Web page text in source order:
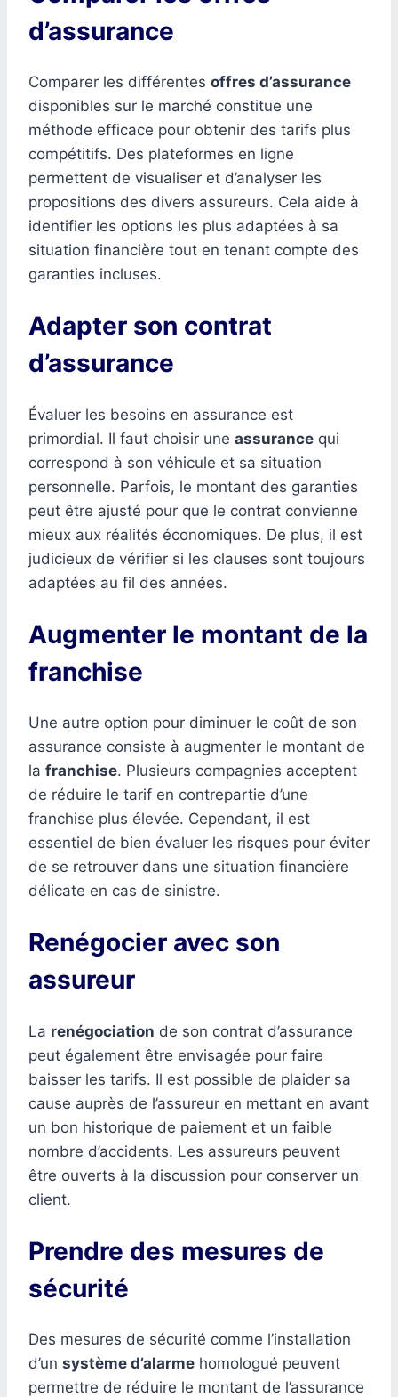
d’assurance
Comparer les différentes offres d’assurance
disponibles sur le marché constitue une
méthode efficace pour obtenir des tarifs plus
compétitifs. Des plateformes en ligne
permettent de visualiser et d’analyser les
propositions des divers assureurs. Cela aide à
identifier les options les plus adaptées à sa
situation financière tout en tenant compte des
garanties incluses.
Adapter son contrat
d’assurance
Évaluer les besoins en assurance est
primordial. Il faut choisir une assurance qui
correspond à son véhicule et sa situation
personnelle. Parfois, le montant des garanties
peut être ajusté pour que le contrat convienne
mieux aux réalités économiques. De plus, il est
judicieux de vérifier si les clauses sont toujours
adaptées au fil des années.
Augmenter le montant de la
franchise
Une autre option pour diminuer le coût de son
assurance consiste à augmenter le montant de
la franchise. Plusieurs compagnies acceptent
de réduire le tarif en contrepartie d’une
franchise plus élevée. Cependant, il est
essentiel de bien évaluer les risques pour éviter
de se retrouver dans une situation financière
délicate en cas de sinistre.
Renégocier avec son
assureur
La renégociation de son contrat d’assurance
peut également être envisagée pour faire
baisser les tarifs. Il est possible de plaider sa
cause auprès de l’assureur en mettant en avant
un bon historique de paiement et un faible
nombre d’accidents. Les assureurs peuvent
être ouverts à la discussion pour conserver un
client.
Prendre des mesures de
sécurité
Des mesures de sécurité comme l’installation
d’un système d’alarme homologué peuvent
permettre de réduire le montant de l’assurance